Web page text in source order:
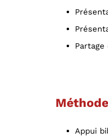
Appui